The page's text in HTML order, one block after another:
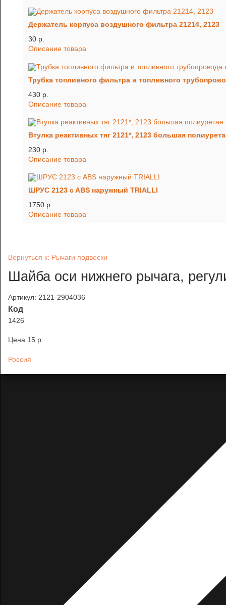
Держатель корпуса воздушного фильтра 21214, 2123
30 p.
Описание товара
Трубка топливного фильтра и топливного
430 p.
Описание товара
Втулка реактивных тяг 2121*, 2123 большая
230 p.
Описание товара
ШРУС 2123 c ABS наружный TRIALLI
1750 p.
Описание товара
Вернуться к: Рычаги подвески
Шайба оси нижнего рычага,
Артикул: 2121-2904036
Код
1426
Цена 15 p.
Россия